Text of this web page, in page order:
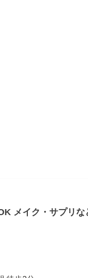
メイク・サプリな